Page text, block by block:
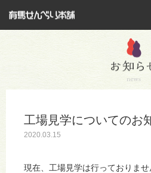
工場見学についてのお
2020.03.15
現在、工場見学は行っておりま